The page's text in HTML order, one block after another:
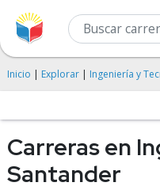
Inicio | Explorar | Ingeniería y
Carreras en
Santander